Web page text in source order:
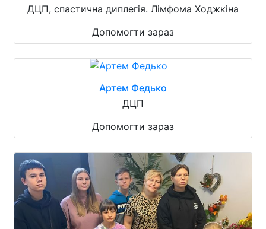
ДЦП, спастична диплегія. Лімфома Ходжкіна
Допомогти зараз
Артем Федько
ДЦП
Допомогти зараз